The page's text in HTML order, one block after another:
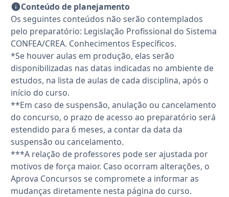
Conteúdo de planejamento
Os seguintes conteúdos não serão contemplados
pelo preparatório: Legislação Profissional do Sistema
CONFEA/CREA. Conhecimentos Específicos.
*Se houver aulas em produção, elas serão
disponibilizadas nas datas indicadas no ambiente de
estudos, na lista de aulas de cada disciplina, após o
início do curso.
**Em caso de suspensão, anulação ou cancelamento
do concurso, o prazo de acesso ao preparatório será
estendido para 6 meses, a contar da data da
suspensão ou cancelamento.
***A relação de professores pode ser ajustada por
motivos de força maior. Caso ocorram alterações, o
Aprova Concursos se compromete a informar as
mudanças diretamente nesta página do curso.